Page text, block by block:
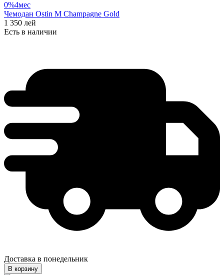
0%4мес
Чемодан Ostin M Champagne Gold
1 350 лей
Есть в наличии
Доставка в понедельник
В корзину